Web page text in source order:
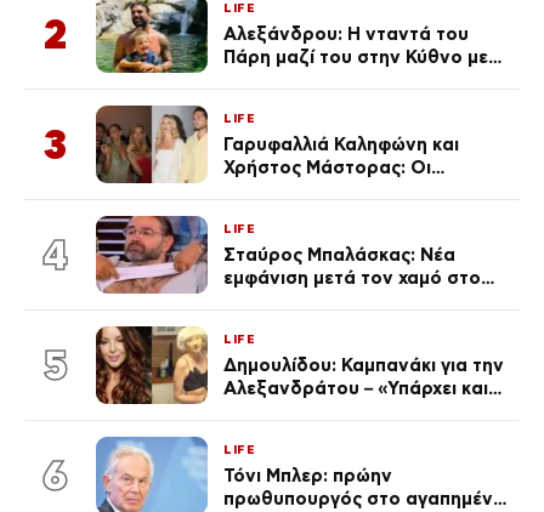
Λένας
2
LIFE
Αλεξάνδρου: Η νταντά του
Πάρη μαζί του στην Κύθνο με
3
LIFE
Γαρυφαλλιά Καληφώνη και
Χρήστος Μάστορας: Οι
απαρατήρητη
4
LIFE
Σταύρος Μπαλάσκας: Νέα
εμφάνιση μετά τον χαμό στο
5
LIFE
Δημουλίδου: Καμπανάκι για την
Αλεξανδράτου – «Υπάρχει και
6
LIFE
Τόνι Μπλερ: πρώην
πρωθυπουργός στο αγαπημένο